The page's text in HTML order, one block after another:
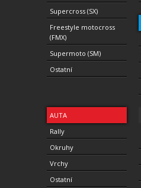
Supercross (SX)
Freestyle motocross
(FMX)
Supermoto (SM)
Ostatní
AUTA
Rally
Okruhy
Vrchy
Ostatní